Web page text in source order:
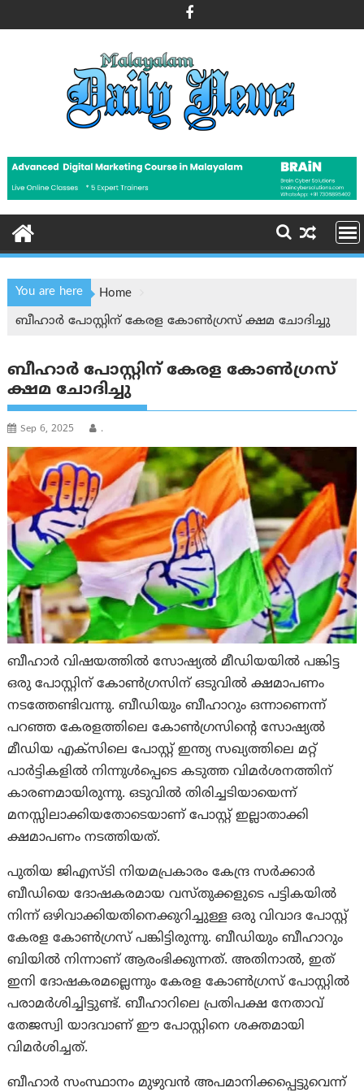
to
You are here
Home
ബീഹാർ പോസ്റ്റിന് കേരള കോൺഗ്രസ് ക്ഷമ ചോദിച്ചു
ബീഹാർ പോസ്റ്റിന് കേരള കോൺഗ്രസ്
ക്ഷമ ചോദിച്ചു
Sep 6, 2025 .
ബീഹാർ വിഷയത്തിൽ സോഷ്യൽ മീഡിയയിൽ പങ്കിട്ട
ഒരു പോസ്റ്റിന് കോൺഗ്രസിന് ഒടുവിൽ ക്ഷമാപണം
നടത്തേണ്ടിവന്നു. ബീഡിയും ബീഹാറും ഒന്നാണെന്ന്
പറഞ്ഞ കേരളത്തിലെ കോൺഗ്രസിന്റെ സോഷ്യല്‍
മീഡിയ എക്സിലെ പോസ്റ്റ് ഇന്ത്യ സഖ്യത്തിലെ മറ്റ്
പാർട്ടികളിൽ നിന്നുൾപ്പെടെ കടുത്ത വിമർശനത്തിന്
കാരണമായിരുന്നു. ഒടുവിൽ തിരിച്ചടിയായെന്ന്
മനസ്സിലാക്കിയതോടെയാണ് പോസ്റ്റ് ഇല്ലാതാക്കി
ക്ഷമാപണം നടത്തിയത്.
പുതിയ ജിഎസ്ടി നിയമപ്രകാരം കേന്ദ്ര സർക്കാർ
ബീഡിയെ ദോഷകരമായ വസ്തുക്കളുടെ പട്ടികയിൽ
നിന്ന് ഒഴിവാക്കിയതിനെക്കുറിച്ചുള്ള ഒരു വിവാദ പോസ്റ്റ്
കേരള കോൺഗ്രസ് പങ്കിട്ടിരുന്നു. ബീഡിയും ബീഹാറും
ബിയിൽ നിന്നാണ് ആരംഭിക്കുന്നത്. അതിനാൽ, ഇത്
ഇനി ദോഷകരമല്ലെന്നും കേരള കോൺഗ്രസ് പോസ്റ്റിൽ
പരാമർശിച്ചിട്ടുണ്ട്. ബീഹാറിലെ പ്രതിപക്ഷ നേതാവ്
തേജസ്വി യാദവാണ് ഈ പോസ്റ്റിനെ ശക്തമായി
വിമർശിച്ചത്.
ബീഹാർ സംസ്ഥാനം മുഴുവൻ അപമാനിക്കപ്പെട്ടുവെന്ന്